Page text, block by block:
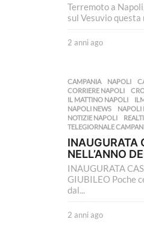
Terremoto a
sul Vesuvio questa
2 anni ago
i
a
g
o
CAMPANIA ,NAPOLI
CORRIERE NAPOLI
,
IL MATTINO NAPOLI
,
NAPOLI NEWS
,NAPOLI
NOTIZIE NAPOLI
,
TELEGIORNALE
INAUGURATA
NELL’ANNO
INAUGURATA
GIUBILEO Poche
dal...
2 anni ago